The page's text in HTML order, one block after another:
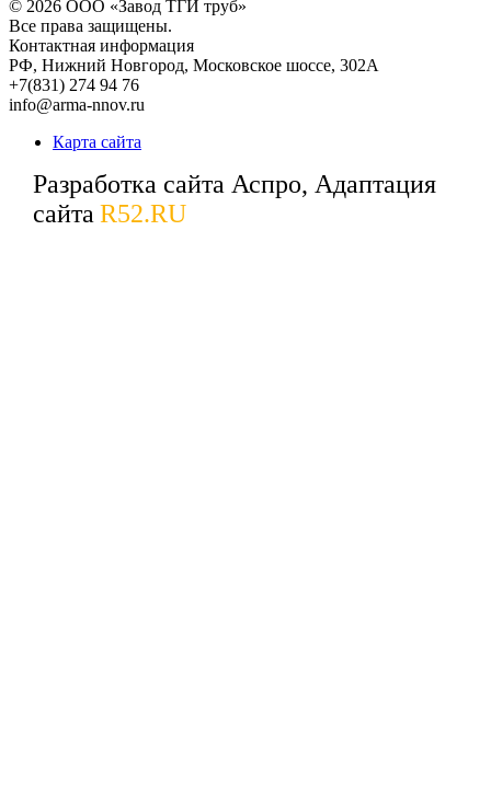
© 2026 ООО «Завод ТГИ труб»
Все права защищены.
Контактная информация
РФ, Нижний Новгород, Московское шоссе, 302А
+7(831) 274 94 76
info@arma-nnov.ru
Карта сайта
Разработка сайта Аспро, Адаптация
сайта R52.RU